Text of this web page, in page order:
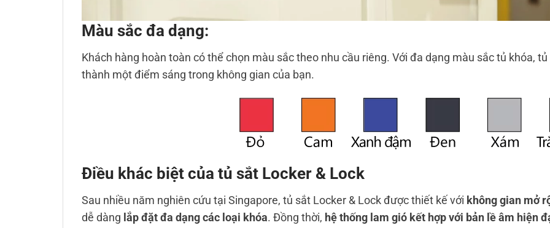
Màu sắc đa dạng:
Khách hàng hoàn toàn có thể chọn màu sắc theo nhu cầu riêng. Với đa dạng màu sắc tủ khóa,
thành một điểm sáng trong không gian của bạn.
Điều khác biệt của tủ sắt Locker & Lock
Sau nhiều năm nghiên cứu tại Singapore, tủ sắt Locker & Lock được thiết kế với không gian mở
dễ dàng lắp đặt đa dạng các loại khóa. Đồng thời, hệ thống lam gió kết hợp với bản lề âm hiện